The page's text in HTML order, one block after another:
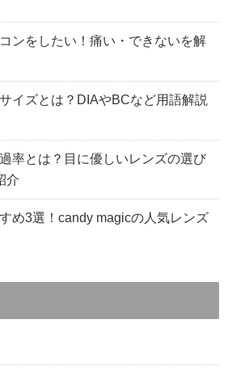
ンをしたい！痛い・できないを解
イズとは？DIAやBCなど用語解説
率とは？目に優しいレンズの選び
介
め3選！candy magicの人気レンズ